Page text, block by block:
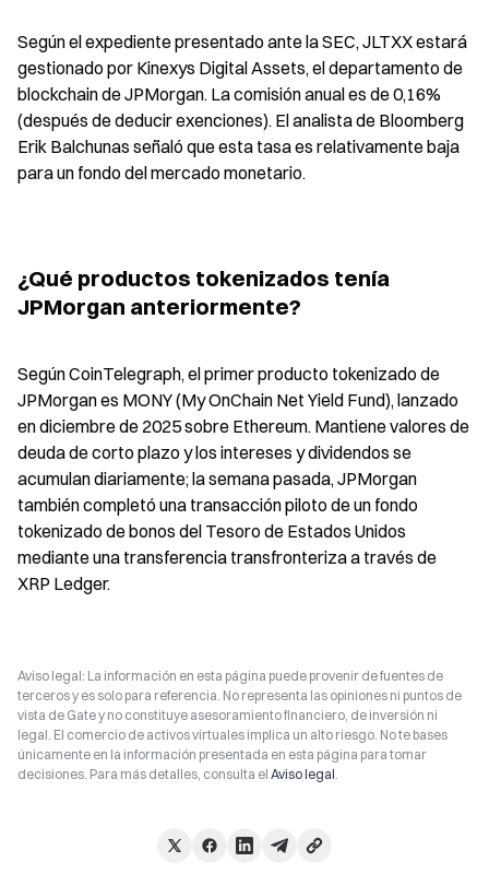
Según el expediente presentado ante la SEC, JLTXX estará
gestionado por Kinexys Digital Assets, el departamento de
blockchain de JPMorgan. La comisión anual es de 0,16%
(después de deducir exenciones). El analista de Bloomberg
Erik Balchunas señaló que esta tasa es relativamente baja
para un fondo del mercado monetario.
¿Qué productos tokenizados tenía
JPMorgan anteriormente?
Según CoinTelegraph, el primer producto tokenizado de
JPMorgan es MONY (My OnChain Net Yield Fund), lanzado
en diciembre de 2025 sobre Ethereum. Mantiene valores de
deuda de corto plazo y los intereses y dividendos se
acumulan diariamente; la semana pasada, JPMorgan
también completó una transacción piloto de un fondo
tokenizado de bonos del Tesoro de Estados Unidos
mediante una transferencia transfronteriza a través de
XRP Ledger.
Aviso legal: La información en esta página puede provenir de fuentes de
terceros y es solo para referencia. No representa las opiniones ni puntos de
vista de Gate y no constituye asesoramiento financiero, de inversión ni
legal. El comercio de activos virtuales implica un alto riesgo. No te bases
únicamente en la información presentada en esta página para tomar
decisiones. Para más detalles, consulta el Aviso legal.